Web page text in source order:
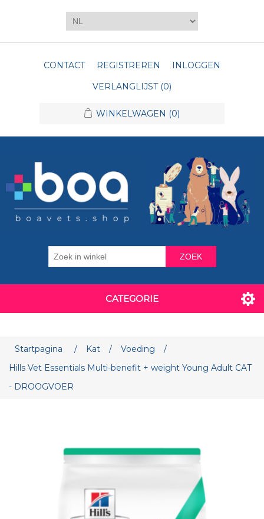
CONTACT REGISTREREN
INLOGGEN
VERLANGLIJST (0)
WINKELWAGEN (0)
ZOEK
CATEGORIE
Startpagina / Kat / Voeding
/
Hills Vet Essentials Multi-benefit + weight Young Adult CAT
- DROOGVOER